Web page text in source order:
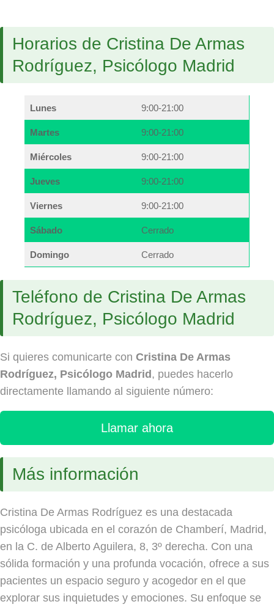
Horarios de Cristina De Armas
Rodríguez, Psicólogo Madrid
Lunes 9:00-21:00
Martes 9:00-21:00
Miércoles 9:00-21:00
Jueves 9:00-21:00
Viernes 9:00-21:00
Sábado Cerrado
Domingo Cerrado
Teléfono de Cristina De Armas
Rodríguez, Psicólogo Madrid
Si quieres comunicarte con Cristina De Armas
Rodríguez, Psicólogo Madrid , puedes hacerlo
directamente llamando al siguiente número:
Llamar ahora
Más información
Cristina De Armas Rodríguez es una destacada
psicóloga ubicada en el corazón de Chamberí, Madrid,
en la C. de Alberto Aguilera, 8, 3º derecha. Con una
sólida formación y una profunda vocación, ofrece a sus
pacientes un espacio seguro y acogedor en el que
explorar sus inquietudes y emociones. Su enfoque se